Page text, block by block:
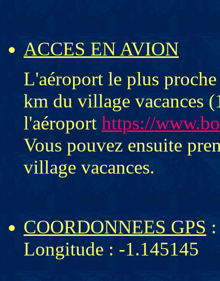
ACCES EN AVION
L'aéroport le plus
km du village vacances
l'aéroport https://
Vous pouvez ensuite
village vacances.
COORDONNEES GPS
Longitude : -1.145145